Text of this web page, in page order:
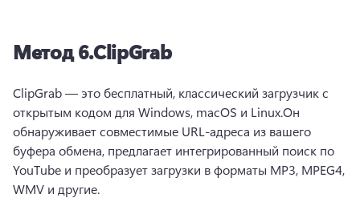
Метод 6.ClipGrab
ClipGrab — это бесплатный, классический загрузчик с
открытым кодом для Windows, macOS и Linux.Он
обнаруживает совместимые URL-адреса из вашего
буфера обмена, предлагает интегрированный поиск по
YouTube и преобразует загрузки в форматы MP3, MPEG4,
WMV и другие.